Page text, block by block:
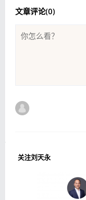
文章评论(0)
关注刘天永